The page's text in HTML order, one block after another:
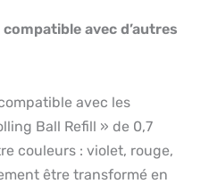
compatible avec d’autres
avec les
Ball Refill » de 0,7
couleurs : violet, rouge,
être transformé en